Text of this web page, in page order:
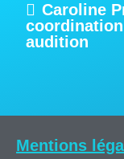
Caroline
audition
Mentions